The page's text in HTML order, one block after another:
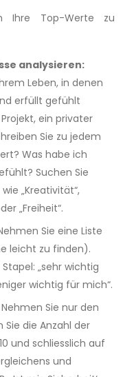
Ihre Top-Werte zu
analysieren:
Leben, in denen
erfüllt gefühlt
ein privater
Sie zu jedem
Was habe ich
Suchen Sie
„Kreativität“,
„Freiheit“.
Sie eine Liste
leicht zu finden).
„sehr wichtig
wichtig für mich“.
Nehmen Sie nur den
Sie die Anzahl der
und schliesslich auf
und